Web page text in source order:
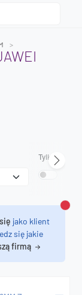
Tylko
jako klient
się jakie
firmą